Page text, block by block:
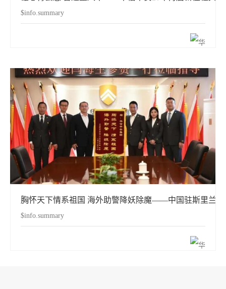
$info.summary
胸怀天下情系祖国 海外助警降妖除魔——中国驻斯里兰
$info.summary